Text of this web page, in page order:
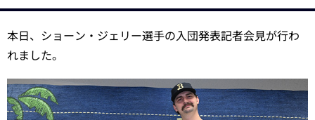
本日、ショーン・ジェリー選手の入団発表記者会見が行わ
れました。